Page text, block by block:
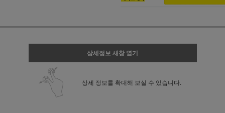
상세정보 새창 열기
상세 정보를 확대해 보실 수 있습니다.